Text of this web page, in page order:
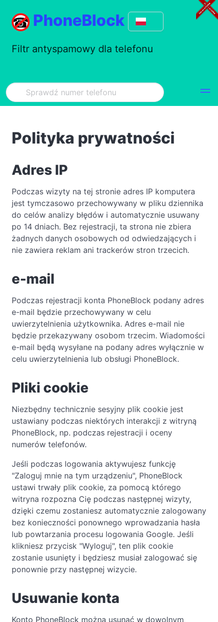
PhoneBlock
Filtr antyspamowy dla telefonu
Polityka prywatności
Adres IP
Podczas wizyty na tej stronie adres IP komputera
jest tymczasowo przechowywany w pliku dziennika
do celów analizy błędów i automatycznie usuwany
po 14 dniach. Bez rejestracji, ta strona nie zbiera
żadnych danych osobowych od odwiedzających i
nie zawiera reklam ani trackerów stron trzecich.
e-mail
Podczas rejestracji konta PhoneBlock podany adres
e-mail będzie przechowywany w celu
uwierzytelnienia użytkownika. Adres e-mail nie
będzie przekazywany osobom trzecim. Wiadomości
e-mail będą wysyłane na podany adres wyłącznie w
celu uwierzytelnienia lub obsługi PhoneBlock.
Pliki cookie
Niezbędny technicznie sesyjny plik cookie jest
ustawiany podczas niektórych interakcji z witryną
PhoneBlock, np. podczas rejestracji i oceny
numerów telefonów.
Jeśli podczas logowania aktywujesz funkcję
"Zaloguj mnie na tym urządzeniu", PhoneBlock
ustawi trwały plik cookie, za pomocą którego
witryna rozpozna Cię podczas następnej wizyty,
dzięki czemu zostaniesz automatycznie zalogowany
bez konieczności ponownego wprowadzania hasła
lub powtarzania procesu logowania Google. Jeśli
klikniesz przycisk "Wyloguj", ten plik cookie
zostanie usunięty i będziesz musiał zalogować się
ponownie przy następnej wizycie.
Usuwanie konta
Konto PhoneBlock można usunąć w dowolnym